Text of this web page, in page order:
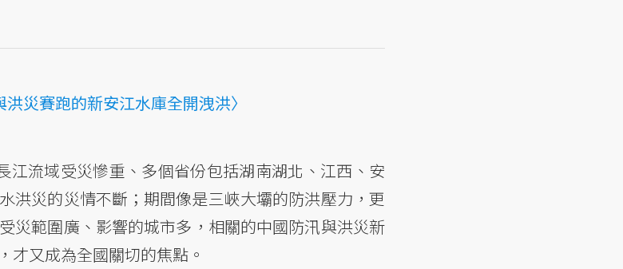
洪災賽跑的新安江水庫全開洩洪〉
流域受災慘重、多個省份包括湖南湖北、江西、安
洪災的災情不斷；期間像是三峽大壩的防洪壓力，更
災範圍廣、影響的城市多，相關的中國防汛與洪災新
又成為全國關切的焦點。